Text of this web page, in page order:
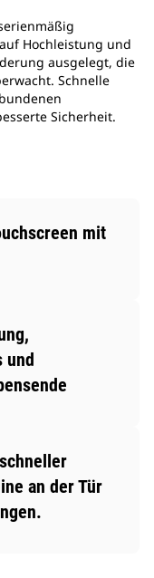
Hochleistung und
ausgelegt, die
Schnelle
Sicherheit.
mit
und
an der Tür